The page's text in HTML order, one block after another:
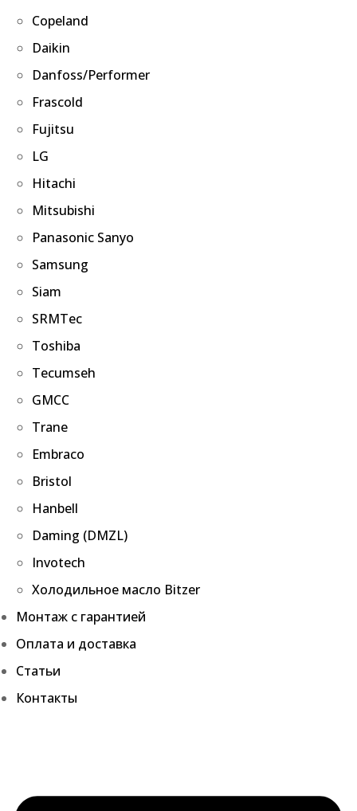
Copeland
Daikin
Danfoss/Performer
Frascold
Fujitsu
LG
Hitachi
Mitsubishi
Panasonic Sanyo
Samsung
Siam
SRMTec
Toshiba
Tecumseh
GMCC
Trane
Embraco
Bristol
Hanbell
Daming (DMZL)
Invotech
Холодильное масло Bitzer
Монтаж с гарантией
Оплата и доставка
Статьи
Контакты